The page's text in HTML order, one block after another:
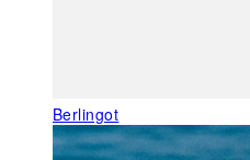
Berlingot